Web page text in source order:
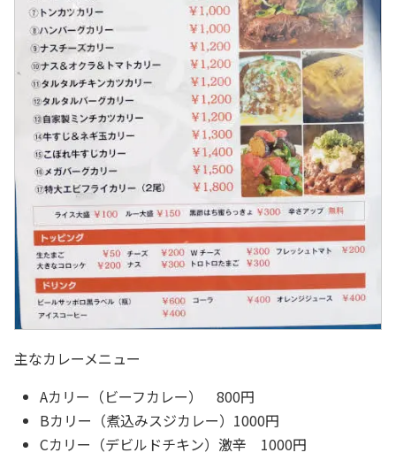
主なカレーメニュー
Aカリー（ビーフカレー） 800円
Bカリー（煮込みスジカレー）1000円
Cカリー（デビルドチキン）激辛 1000円